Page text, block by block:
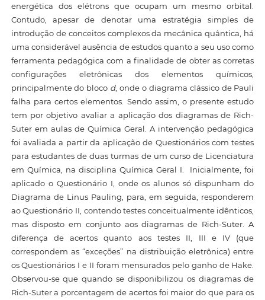
energética dos elétrons que ocupam um mesmo orbital.
Contudo, apesar de denotar uma estratégia simples de
introdução de conceitos complexos da mecânica quântica, há
uma considerável ausência de estudos quanto a seu uso como
ferramenta pedagógica com a finalidade de obter as corretas
configurações eletrônicas dos elementos químicos,
principalmente do bloco d, onde o diagrama clássico de Pauli
falha para certos elementos. Sendo assim, o presente estudo
tem por objetivo avaliar a aplicação dos diagramas de Rich-
Suter em aulas de Química Geral. A intervenção pedagógica
foi avaliada a partir da aplicação de Questionários com testes
para estudantes de duas turmas de um curso de Licenciatura
em Química, na disciplina Química Geral I. Inicialmente, foi
aplicado o Questionário I, onde os alunos só dispunham do
Diagrama de Linus Pauling, para, em seguida, responderem
ao Questionário II, contendo testes conceitualmente idênticos,
mas disposto em conjunto aos diagramas de Rich-Suter. A
diferença de acertos quanto aos testes II, III e IV (que
correspondem as “exceções” na distribuição eletrônica) entre
os Questionários I e II foram mensurados pelo ganho de Hake.
Observou-se que quando se disponibilizou os diagramas de
Rich-Suter a porcentagem de acertos foi maior do que para os